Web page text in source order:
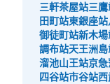
三軒茶屋站三
田町站東銀座站
御徒町站新木場
調布站天王洲島
溜池山王站京
四谷站市谷站西